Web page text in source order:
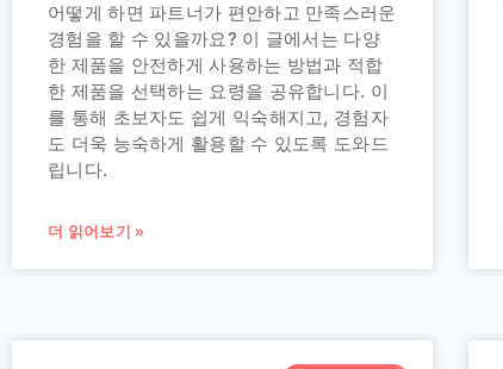
어떻게 하면 파트너가 편안하고 만족스러운
경험을 할 수 있을까요? 이 글에서는 다양
한 제품을 안전하게 사용하는 방법과 적합
한 제품을 선택하는 요령을 공유합니다. 이
를 통해 초보자도 쉽게 익숙해지고, 경험자
도 더욱 능숙하게 활용할 수 있도록 도와드
립니다.
더 읽어보기 »